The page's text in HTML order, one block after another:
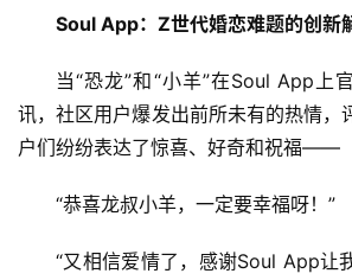
Soul App：Z世代婚恋难题的创新
当“恐龙”和“小羊”在Soul App上
讯，社区用户爆发出前所未有的热情，
户们纷纷表达了惊喜、好奇和祝福——
“恭喜龙叔小羊，一定要幸福呀！”
“又相信爱情了，感谢Soul App让